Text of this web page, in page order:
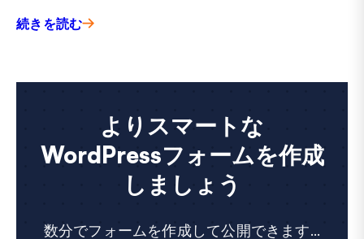
続きを読む
よりスマートな
WordPressフォームを作成
しましょう
数分でフォームを作成して公開できます...